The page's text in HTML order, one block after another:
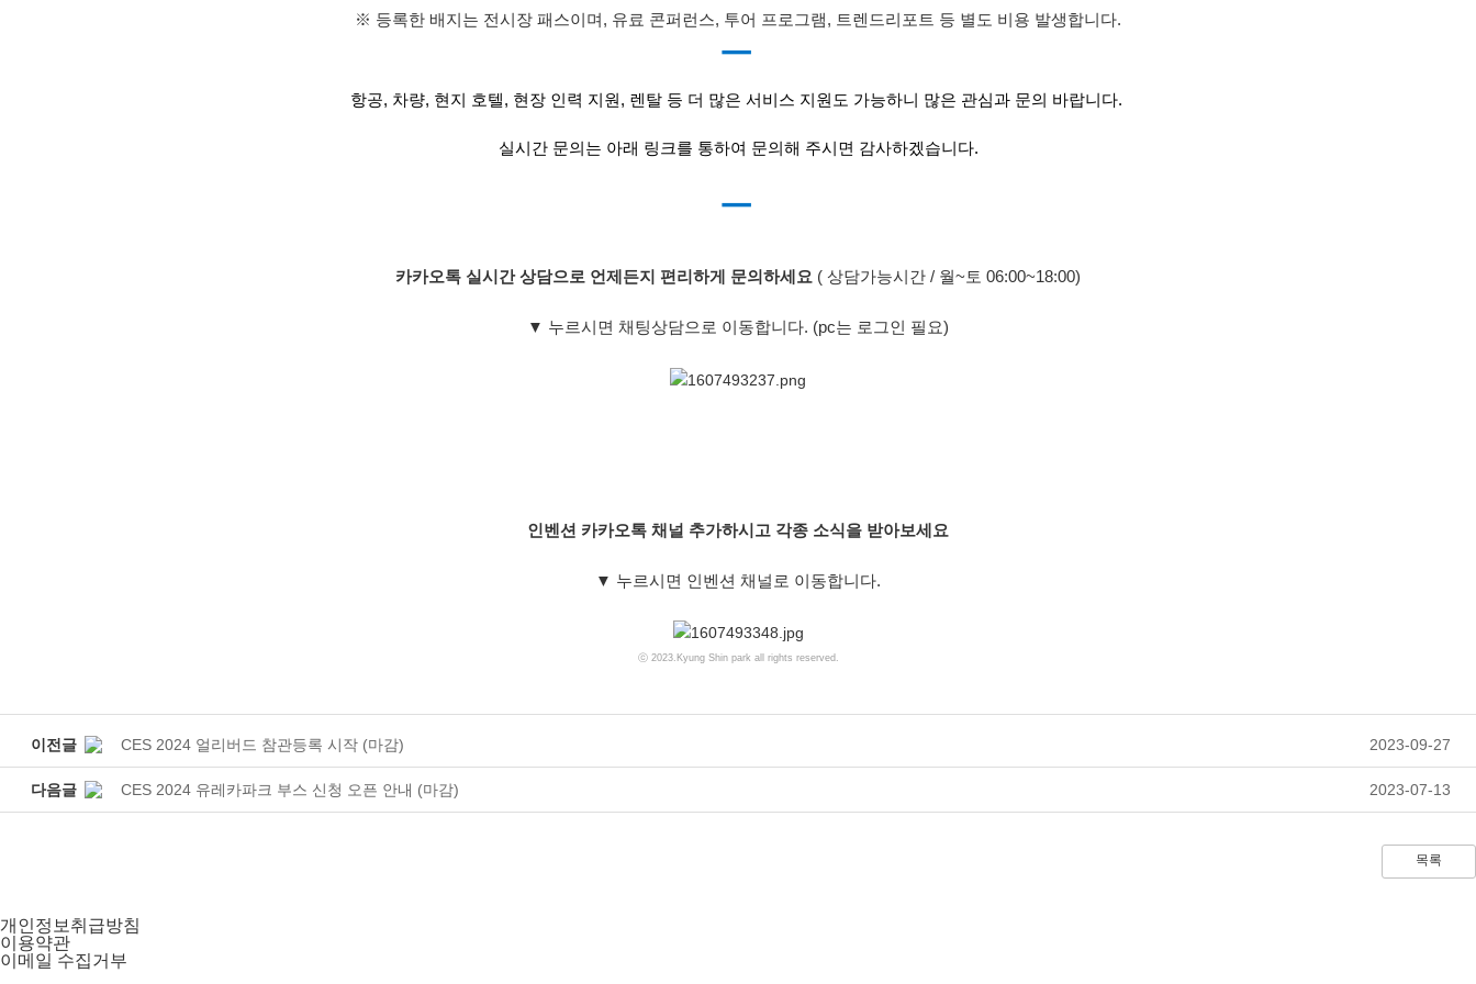
※ 등록한 배지는 전시장 패스이며, 유료 콘퍼런스, 투어 프로그램, 트렌드리포트 등 별도 비용 발생합니다.
ㅡ
항공, 차량, 현지 호텔, 현장 인력 지원, 렌탈 등 더 많은 서비스 지원도 가능하니 많은 관심과 문의 바랍니다.
실시간 문의는 아래 링크를 통하여 문의해 주시면 감사하겠습니다.
ㅡ
카카오톡 실시간 상담으로 언제든지 편리하게 문의하세요 ( 상담가능시간 / 월~토 06:00~18:00)
▼ 누르시면 채팅상담으로 이동합니다. (pc는 로그인 필요)
인벤션 카카오톡 채널 추가하시고 각종 소식을 받아보세요
▼ 누르시면 인벤션 채널로 이동합니다.
ⓒ 2023.Kyung Shin park all rights reserved.
이전글 CES 2024 얼리버드 참관등록 시작 (마감) 2023-09-27
다음글 CES 2024 유레카파크 부스 신청 오픈 안내 (마감) 2023-07-13
목록
개인정보취급방침
이용약관
이메일 수집거부